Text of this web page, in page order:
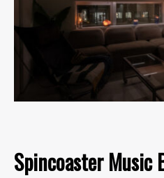
Spincoaster Music